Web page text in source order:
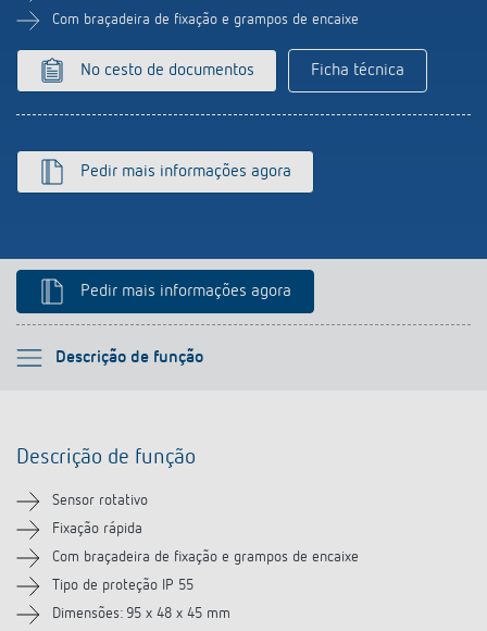
Com braçadeira de fixação e grampos de encaixe
No cesto de documentos Ficha técnica
Pedir mais informações agora
Pedir mais informações agora
Descrição de função
Por favor selecione
Transferências
Produtos semelhantes
Descrição de função
Sensor rotativo
Fixação rápida
Com braçadeira de fixação e grampos de encaixe
Tipo de proteção IP 55
Dimensões: 95 x 48 x 45 mm